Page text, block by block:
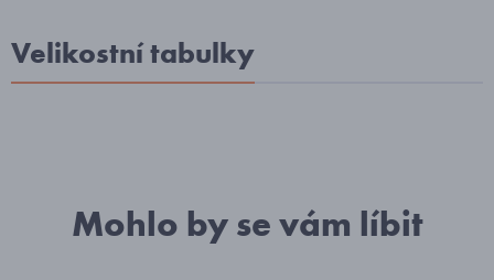
Velikostní tabulky
Mohlo by se vám líbit